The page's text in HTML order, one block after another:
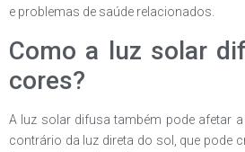
e problemas de saúde relacionados.
Como a luz solar
cores?
A luz solar difusa também pode afetar
contrário da luz direta do sol, que pode